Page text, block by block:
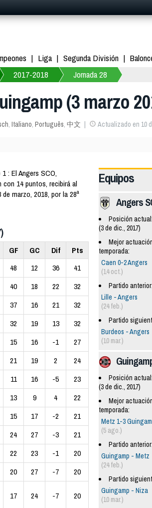
Liga Segunda División
2017-2018 Jornada 28
(3 marzo
, Italiano, Português, 中文 Actualizado en 10
: El Angers SCO,
14 puntos, recibirá al
marzo, 2018, por la 28ª
GF GC Dif
Pts
48 12 36
41
40 18 22
32
37 16 21
32
32 19 13
32
15 16 -1
27
21 19 2
24
11 16 -5
23
13 9 4
22
15 17 -2
21
24 27 -3
21
22 23 -1
20
20 27 -7 20
17 24 -7 20
Equipos
Angers
Posición
(3 de dic., 2017)
Mejor
temporada:
Caen 0-2 Angers
(14 oct.)
Partido anterior:
Lille - Angers
(24 feb.)
Partido
Burdeos - Angers
(10 mar.)
Posición
(3 de dic., 2017)
Mejor
temporada:
Metz 1-3
(5 ago.)
Partido anterior:
Guingamp - Metz
(24 feb.)
Partido
Guingamp - Niza
(10 mar.)